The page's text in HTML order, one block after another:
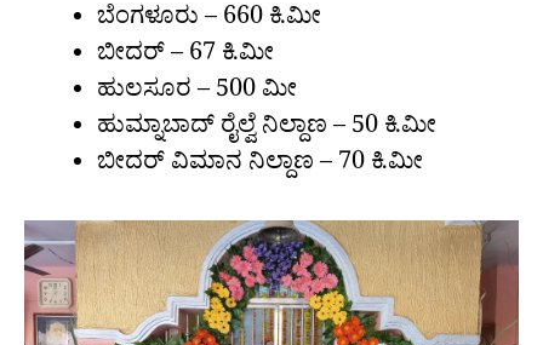
ಬೆಂಗಳೂರು – 660 ಕಿ.ಮೀ
ಬೀದರ್ – 67 ಕಿ.ಮೀ
ಹುಲಸೂರ – 500 ಮೀ
ಹುಮ್ನಾಬಾದ್ ರೈಲ್ವೆ ನಿಲ್ದಾಣ – 50 ಕಿ.ಮೀ
ಬೀದರ್ ವಿಮಾನ ನಿಲ್ದಾಣ – 70 ಕಿ.ಮೀ